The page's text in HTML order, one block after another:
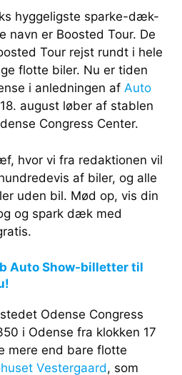
hyggeligste sparke-dæk-
er Boosted Tour. De
Tour rejst rundt i hele
flotte biler. Nu er tiden
i anledningen af Auto
august løber af stablen
Congress Center.
hvor vi fra redaktionen vil
af biler, og alle
uden bil. Mød op, vis din
og spark dæk med
Auto Show-billetter til
Odense Congress
i Odense fra klokken 17
mere end bare flotte
Vestergaard, som